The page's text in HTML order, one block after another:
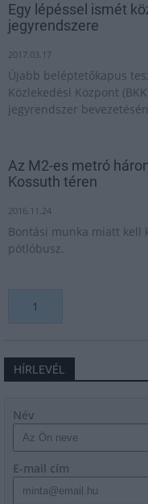
Egy lépéssel ismét
jegyrendszere
2017.03.17
Újabb beléptetőkapus
Közlekedési Központ
jegyrendszer
Az M2-es metró
Kossuth téren
2016.11.24
Bontási munka miatt kell
pótlóbusz.
1
HÍRLEVÉL
Név
E-mail cím